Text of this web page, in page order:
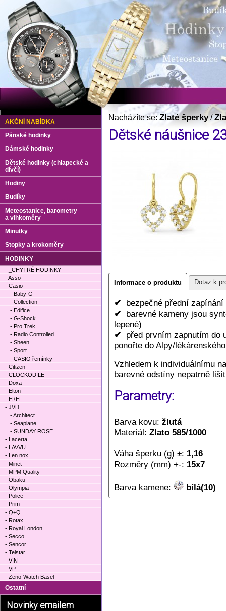
Nacházíte se:Zlaté šperky/
Dětské náušnice
Informace o produktu Dotaz k
✔ bezpečné přední zapínání
✔ barevné kameny jsou
lepené)
✔ před prvním zapnutím do
ponořte do Alpy/
Vzhledem k individuálnímu
barevné odstíny nepatrně
Parametry:
Barva kovu: žlutá
Materiál: Zlato 585/1000
Váha šperku (g) ±: 1,16
Rozměry (mm) +-: 15x7
Barva kamene: bílá(10)
AKČNÍ NABÍDKA
Pánské hodinky
Dámské hodinky
Dětské hodinky (chlapecké a
dívčí)
Hodiny
Budíky
Meteostanice, barometry
a vlhkoměry
Minutky
Stopky a krokoměry
HODINKY
- _CHYTRÉ HODINKY
- Asso
- Casio
- Baby-G
- Collection
- Edifice
- G-Shock
- Pro Trek
- Radio Controlled
- Sheen
- Sport
- CASIO řemínky
- Citizen
- CLOCKODILE
- Doxa
- Elton
- H+H
- JVD
- Architect
- Seaplane
- SUNDAY ROSE
- Lacerta
- LAVVU
- Len.nox
- Minet
- MPM Quality
- Obaku
- Olympia
- Police
- Prim
- Q+Q
- Rotax
- Royal London
- Secco
- Sencor
- Telstar
- VIN
- VP
- Zeno-Watch Basel
Ostatní
Novinky emailem